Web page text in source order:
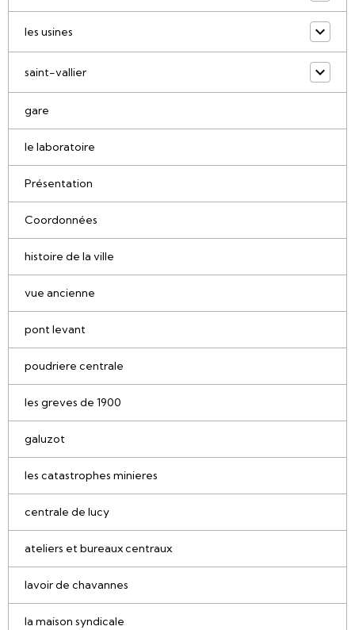
les usines
saint-vallier
gare
le laboratoire
Présentation
Coordonnées
histoire de la ville
vue ancienne
pont levant
poudriere centrale
les greves de 1900
galuzot
les catastrophes minieres
centrale de lucy
ateliers et bureaux centraux
lavoir de chavannes
la maison syndicale